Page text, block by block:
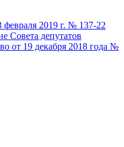
2019 г. № 137-22
Совета депутатов
от 19 декабря 2018 года №